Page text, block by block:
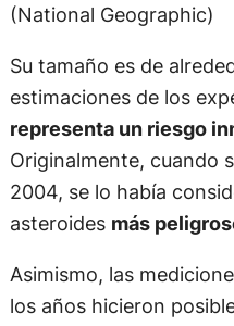
(National Geographic)
Su tamaño es de
estimaciones de los
representa un riesgo
Originalmente, cuando
2004, se lo había
asteroides más
Asimismo, las
los años hicieron